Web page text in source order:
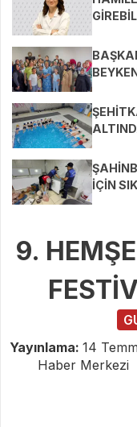
İÇİN
9.
Yayınlama: 14
Haber Merkezi